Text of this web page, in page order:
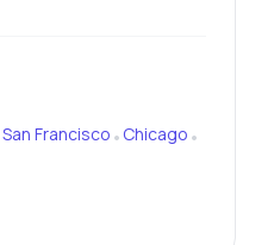
San Francisco • Chicago •